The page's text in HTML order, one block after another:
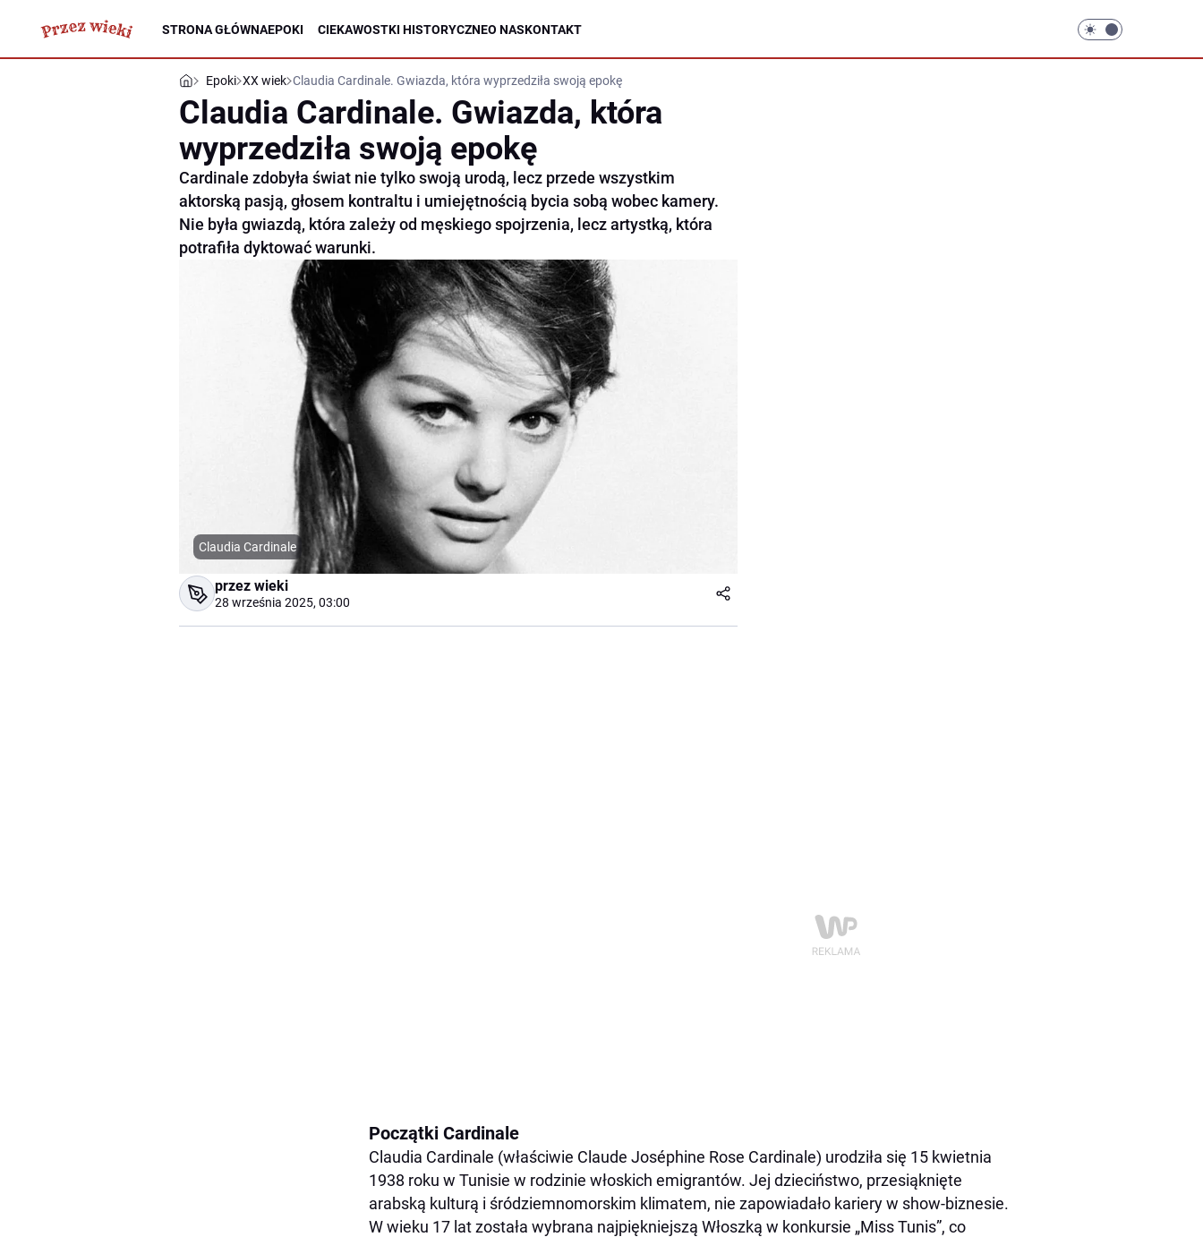
STRONA GŁÓWNAEPOKI CIEKAWOSTKI HISTORYCZNEO NASKONTAKT
Epoki XX wiek Claudia Cardinale. Gwiazda, która wyprzedziła swoją epokę
Claudia Cardinale. Gwiazda, która
wyprzedziła swoją epokę
Cardinale zdobyła świat nie tylko swoją urodą, lecz przede wszystkim
aktorską pasją, głosem kontraltu i umiejętnością bycia sobą wobec kamery.
Nie była gwiazdą, która zależy od męskiego spojrzenia, lecz artystką, która
potrafiła dyktować warunki.
Claudia Cardinale
przez wieki
28 września 2025, 03:00
Początki Cardinale
Claudia Cardinale (właściwie Claude Joséphine Rose Cardinale) urodziła się 15 kwietnia
1938 roku w Tunisie w rodzinie włoskich emigrantów. Jej dzieciństwo, przesiąknięte
arabską kulturą i śródziemnomorskim klimatem, nie zapowiadało kariery w show-biznesie.
W wieku 17 lat została wybrana najpiękniejszą Włoszką w konkursie „Miss Tunis”, co